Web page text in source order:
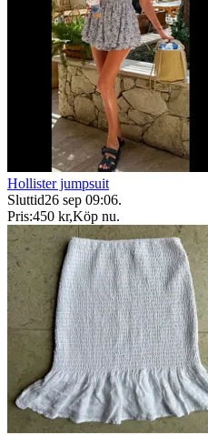
Hollister jumpsuit
Sluttid26 sep 09:06.
Pris:450 kr,Köp nu.